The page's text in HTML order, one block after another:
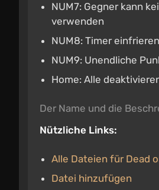
NUM7: Gegner kann
verwenden
NUM8: Timer
NUM9: Unendliche
Home: Alle
Der Name und die
Nützliche Links:
Alle Dateien für Dead
Datei hinzufügen